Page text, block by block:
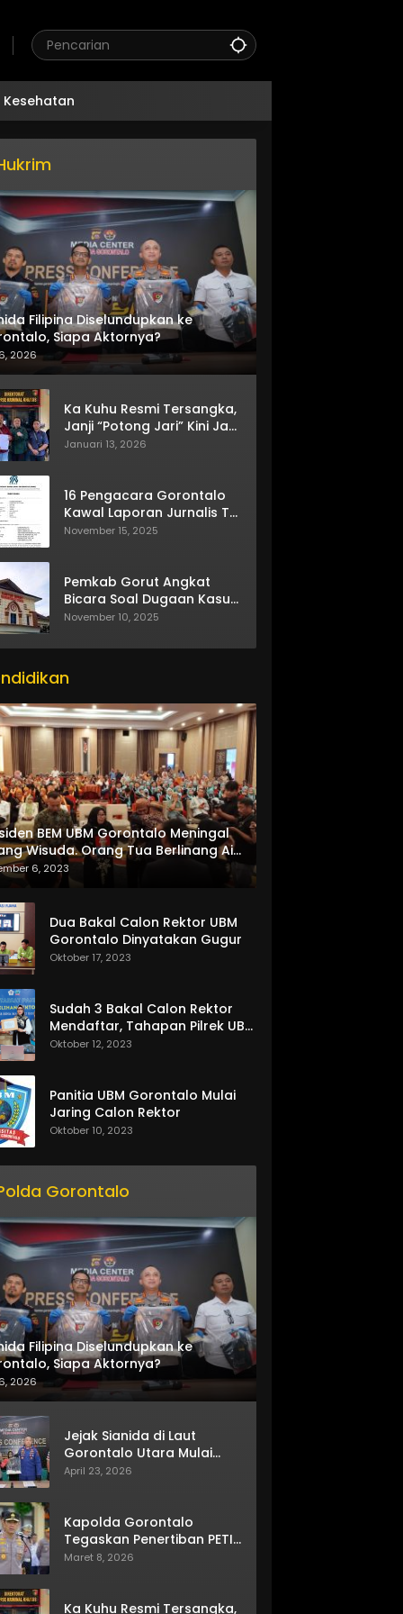
Kesehatan
Filipina Diselundupkan ke
Siapa Aktornya?
2026
Ka Kuhu Resmi Tersangka,
Janji “Potong Jari” Kini Jadi
Bumerang
Januari 13, 2026
16 Pengacara Gorontalo
Kawal Laporan Jurnalis TV
One
November 15, 2025
Pemkab Gorut Angkat
Bicara Soal Dugaan Kasus
Asusila Oknum ASN
November 10, 2025
BEM UBM Gorontalo Meningal
Wisuda. Orang Tua Berlinang Air
Menerima SKL dan Pemasangan
6, 2023
Dua Bakal Calon Rektor UBM
Gorontalo Dinyatakan Gugur
Oktober 17, 2023
Sudah 3 Bakal Calon Rektor
Mendaftar, Tahapan Pilrek UBM
Gorontalo Makin Seru
Oktober 12, 2023
Panitia UBM Gorontalo Mulai
Jaring Calon Rektor
Oktober 10, 2023
Gorontalo
Filipina Diselundupkan ke
Siapa Aktornya?
2026
Jejak Sianida di Laut
Gorontalo Utara Mulai
Terkuak
April 23, 2026
Kapolda Gorontalo
Tegaskan Penertiban PETI
Terus Berjalan
Maret 8, 2026
Ka Kuhu Resmi Tersangka,